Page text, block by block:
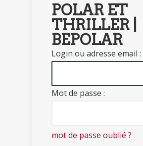
POLAR ET
THRILLER |
BEPOLAR
Login ou adresse email :
Mot de passe :
mot de passe oublié ?